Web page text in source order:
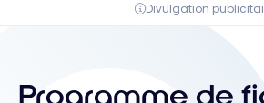
Divulgation
Programme de